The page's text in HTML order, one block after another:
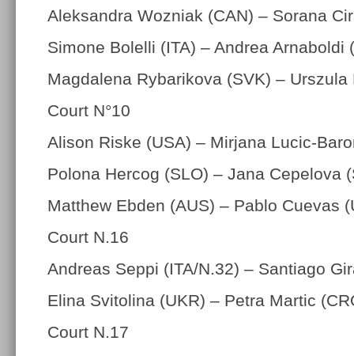
Aleksandra Wozniak (CAN) – Sorana
Simone Bolelli (ITA) – Andrea Arnaboldi
Magdalena Rybarikova (SVK) – Urszula
Court N°10
Alison Riske (USA) – Mirjana Lucic-
Polona Hercog (SLO) – Jana Cepelova
Matthew Ebden (AUS) – Pablo Cuevas
Court N.16
Andreas Seppi (ITA/N.32) – Santiago
Elina Svitolina (UKR) – Petra Martic
Court N.17